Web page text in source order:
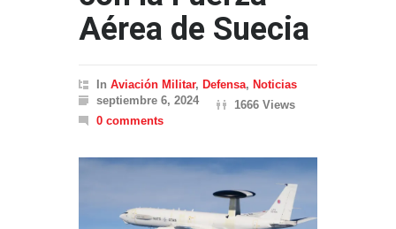
Aérea de Suecia
In Aviación Militar, Defensa, Noticias
septiembre 6, 2024
1666 Views
0 comments